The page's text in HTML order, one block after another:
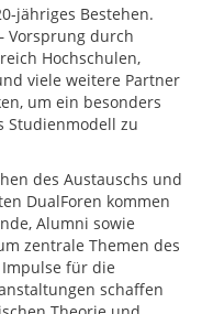
Bestehen.
Vorsprung durch
Hochschulen,
viele weitere Partner
um ein besonders
Studienmodell zu
des Austauschs und
DualForen kommen
Alumni sowie
zentrale Themen des
für die
schaffen